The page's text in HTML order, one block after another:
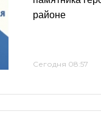
районе
Сегодня 08:57